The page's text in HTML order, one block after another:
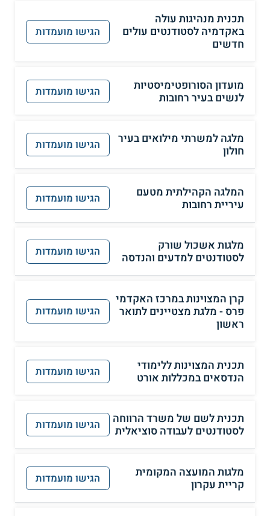
תכנית מנהיגות עולה
באקדמיה לסטודנטים עולים
חדשים
הגישו מועמדות
מועדון הסורופטימיסטיות
לנשים בעיר רחובות
הגישו מועמדות
מלגה למשרתי מילואים בעיר
חולון
הגישו מועמדות
המלגה הקהילתית מטעם
עיריית רחובות
הגישו מועמדות
מלגות אשכול שורק
לסטודנטים למדעים והנדסה
הגישו מועמדות
קרן המצוינות במרכז האקדמי
פרס - מלגת מצטיינים לתואר
ראשון
הגישו מועמדות
תכנית המצוינות ללימודי
הנדסאים במכללות אורט
הגישו מועמדות
תכנית לשם של משרד הרווחה
לסטודנטים לעבודה סוציאלית
הגישו מועמדות
מלגות המועצה המקומית
קריית עקרון
הגישו מועמדות